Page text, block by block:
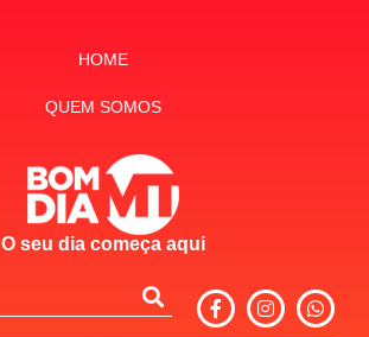
HOME
QUEM SOMOS
O seu dia começa aqui